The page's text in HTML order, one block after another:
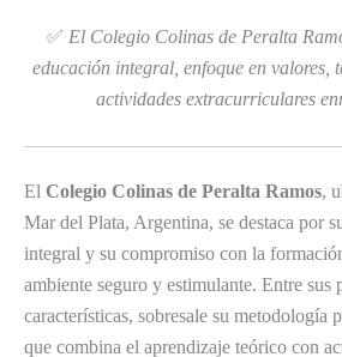
✅ El Colegio Colinas de Peralta
educación integral, enfoque en valores,
actividades extracurriculares
El Colegio Colinas de Peralta Ramos,
Mar del Plata, Argentina, se destaca por
integral y su compromiso con la
ambiente seguro y estimulante. Entre sus
características, sobresale su metodología
que combina el aprendizaje teórico con